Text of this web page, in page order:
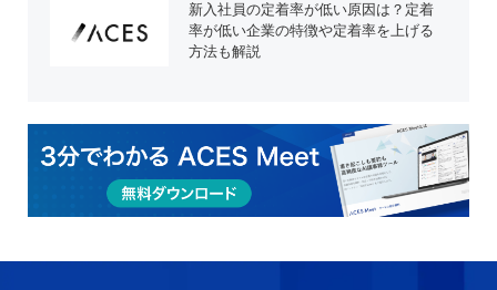
新入社員の定着率が低い原因は？定着
率が低い企業の特徴や定着率を上げる
方法も解説